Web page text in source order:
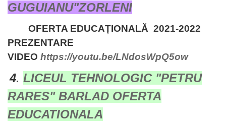
GUGUIANU"ZORLENI
OFERTA EDUCAȚIONALĂ 2021-2022
PREZENTARE
VIDEO https://youtu.be/LNdosWpQ5ow
4. LICEUL TEHNOLOGIC "PETRU
RARES" BARLAD OFERTA
EDUCATIONALA